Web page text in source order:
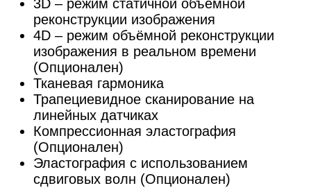
3D – режим статичной объёмной
реконструкции изображения
4D – режим объёмной реконструкции
изображения в реальном времени
(Опционален)
Тканевая гармоника
Трапециевидное сканирование на
линейных датчиках
Компрессионная эластография
(Опционален)
Эластография с использованием
сдвиговых волн (Опционален)